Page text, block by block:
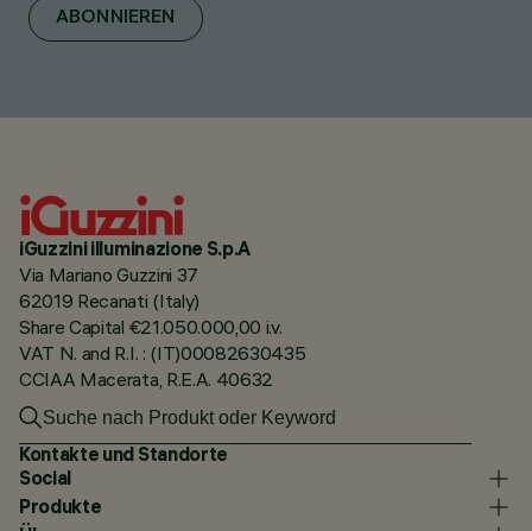
ABONNIEREN
iGuzzini illuminazione S.p.A
Via Mariano Guzzini 37
62019 Recanati (Italy)
Share Capital €21.050.000,00 i.v.
VAT N. and R.I. : (IT)00082630435
CCIAA Macerata, R.E.A. 40632
Kontakte und Standorte
Social
Produkte